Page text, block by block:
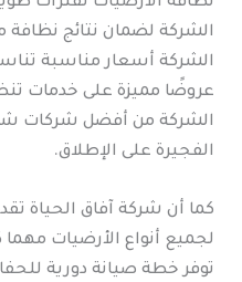
الشركة لضمان نتائج نظافة
الشركة أسعار مناسبة
عروضًا مميزة على خدمات
الشركة من أفضل شركات
الفجيرة على الإطلاق.
كما أن شركة آفاق الحياة
لجميع أنواع الأرضيات
توفر خطة صيانة دورية